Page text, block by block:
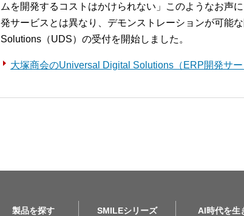
ムを開発するコストはかけられない」このようなお声
発サービスとは異なり、デモンストレーションが可能
Solutions（UDS）の受付を開始しました。
大塚商会のUniversal Digital Solutions（ERP開発サー
製品を探す SMILEシリーズ AI時代を生